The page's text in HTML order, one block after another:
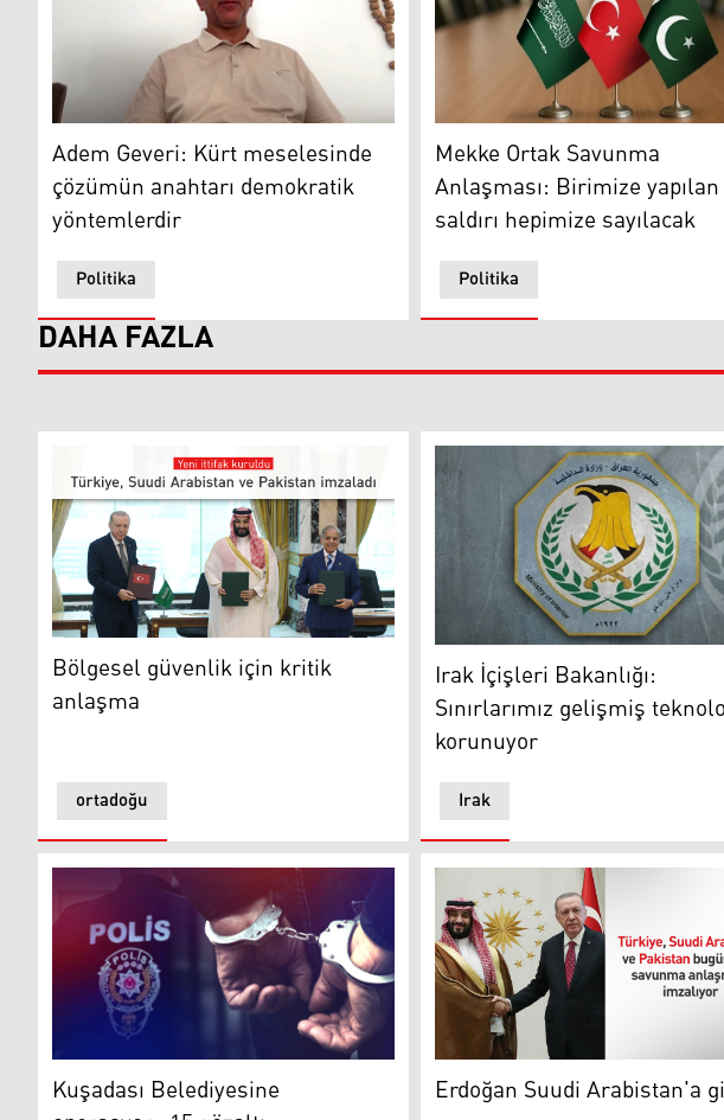
Adem Geveri
Politika
Adem Geveri: Kürt meselesinde
çözümün anahtarı demokratik
yöntemlerdir
Suudi Arabistan, Türkiye ve
Politika
Mekke Ortak Savunma
Anlaşması: Birimize yapılan
saldırı hepimize sayılacak
DAHA FAZLA
Recep Tayyip Erdoğan ile Muhammed bin Selman
ortadoğu
Bölgesel güvenlik için kritik
anlaşma
Irak
Irak İçişleri Bakanlığı:
Sınırlarımız gelişmiş
korunuyor
Kuşadası Belediyesine Erdoğan Suudi Arabistan'a